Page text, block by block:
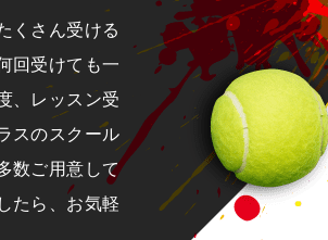
くさん受ける
回受けても一
、レッスン受
スのスクール
数ご用意して
たら、お気軽